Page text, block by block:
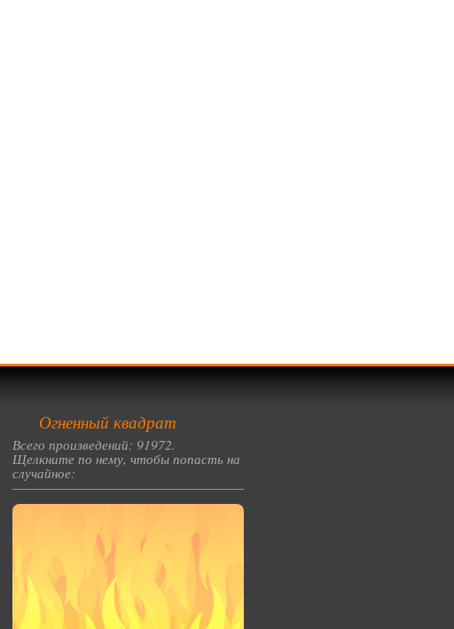
Огненный квадрат
Всего произведений: 91972.
Щелкните по нему, чтобы попасть на
случайное: